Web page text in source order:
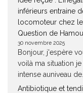
inférieurs entraine
locomoteur chez
Question de Hamou
30 novembre 2025
Bonjour, j'espère
voilà ma situation
intense auniveau de...
Antibiotique et